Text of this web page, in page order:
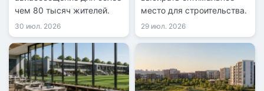
чем 80 тысяч жителей.
30 июл. 2026
место для строительства.
29 июл. 2026